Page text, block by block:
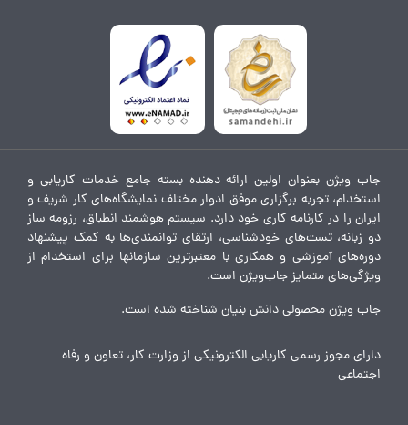
جاب ویژن بعنوان اولین ارائه دهنده بسته جامع خدمات کاریابی و
استخدام، تجربه برگزاری موفق ادوار مختلف نمایشگاه‌های کار شریف و
ایران را در کارنامه کاری خود دارد. سیستم هوشمند انطباق، رزومه ساز
دو زبانه، تست‌های خودشناسی، ارتقای توانمندی‌ها به کمک پیشنهاد
دوره‌های آموزشی و همکاری با معتبرترین سازمانها برای استخدام از
ویژگی‌های متمایز جاب‌ویژن است.
جاب ویژن محصولی دانش بنیان شناخته شده است.
دارای مجوز رسمی کاریابی الکترونیکی از وزارت کار، تعاون و رفاه
اجتماعی